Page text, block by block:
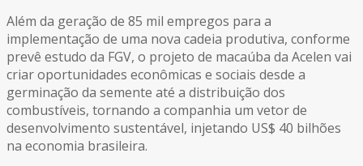
Além da geração de 85 mil empregos para a
implementação de uma nova cadeia produtiva, conforme
prevê estudo da FGV, o projeto de macaúba da Acelen vai
criar oportunidades econômicas e sociais desde a
germinação da semente até a distribuição dos
combustíveis, tornando a companhia um vetor de
desenvolvimento sustentável, injetando US$ 40 bilhões
na economia brasileira.